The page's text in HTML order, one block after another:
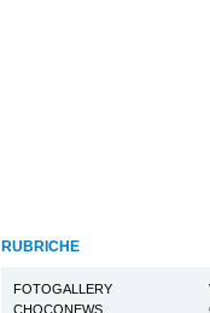
RUBRICHE
FOTOGALLERY
CHOCONEWS